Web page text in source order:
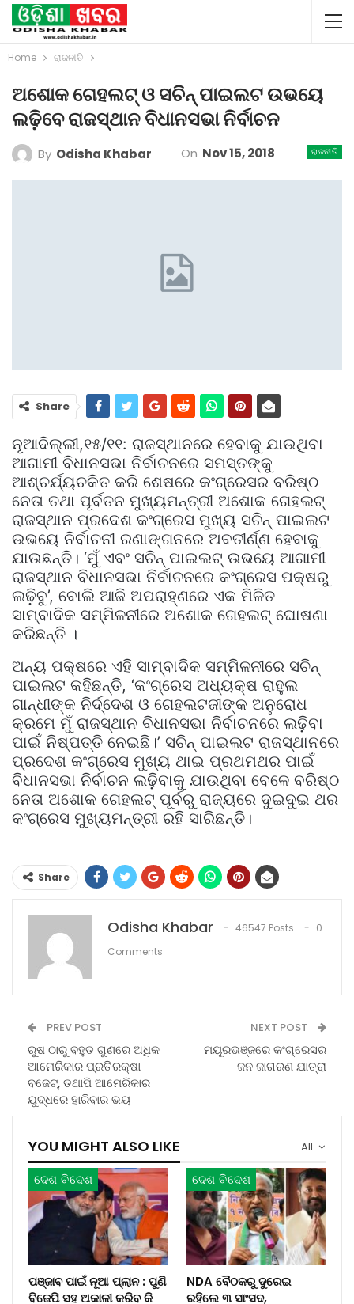
Home ରାଜନୀତି
ଅଶୋକ ଗେହଲଟ୍ ଓ ସଚିନ୍‌ ପାଇଲଟ ଉଭୟେ
ଲଢ଼ିବେ ରାଜସ୍ଥାନ ବିଧାନସଭା ନିର୍ବାଚନ
ରାଜନୀତି
By Odisha Khabar On Nov 15, 2018
Share
ନୂଆଦିଲ୍ଲୀ,୧୫/୧୧: ରାଜସ୍ଥାନରେ ହେବାକୁ ଯାଉଥିବା
ଆଗାମୀ ବିଧାନସଭା ନିର୍ବାଚନରେ ସମସ୍ତଙ୍କୁ
ଆଶ୍ଚର୍ଯ୍ୟଚକିତ କରି ଶେଷରେ କଂଗ୍ରେସର ବରିଷ୍ଠ
ନେତା ତଥା ପୂର୍ବତନ ମୁଖ୍ୟମନ୍ତ୍ରୀ ଅଶୋକ ଗେହଲଟ୍
ରାଜସ୍ଥାନ ପ୍ରଦେଶ କଂଗ୍ରେସ ମୁଖ୍ୟ ସଚିନ୍‌ ପାଇଲଟ
ଉଭୟେ ନିର୍ବାଚନୀ ରଣାଙ୍ଗନରେ ଅବତୀର୍ଣ୍ଣ ହେବାକୁ
ଯାଉଛନ୍ତି। ‘ମୁଁ ଏବଂ ସଚିନ୍‌ ପାଇଲଟ୍‌ ଉଭୟେ ଆଗାମୀ
ରାଜସ୍ଥାନ ବିଧାନସଭା ନିର୍ବାଚନରେ କଂଗ୍ରେସ ପକ୍ଷରୁ
ଲଢ଼ିବୁ’, ବୋଲି ଆଜି ଅପରାହ୍ଣରେ ଏକ ମିଳିତ
ସାମ୍ବାଦିକ ସମ୍ମିଳନୀରେ ଅଶୋକ ଗେହଲଟ୍ ଘୋଷଣା
କରିଛନ୍ତି ।
ଅନ୍ୟ ପକ୍ଷରେ ଏହି ସାମ୍ବାଦିକ ସମ୍ମିଳନୀରେ ସଚିନ୍‌
ପାଇଲଟ କହିଛନ୍ତି, ‘କଂଗ୍ରେସ ଅଧ୍ୟକ୍ଷ ରାହୁଲ
ଗାନ୍ଧୀଙ୍କ ନିର୍ଦ୍ଦେଶ ଓ ଗେହଲଟଜୀଙ୍କ ଅନୁରୋଧ
କ୍ରମେ ମୁଁ ରାଜସ୍ଥାନ ବିଧାନସଭା ନିର୍ବାଚନରେ ଲଢ଼ିବା
ପାଇଁ ନିଷ୍ପତ୍ତି ନେଇଛି।’ ସଚିନ୍‌ ପାଇଲଟ ରାଜସ୍ଥାନରେ
ପ୍ରଦେଶ କଂଗ୍ରେସ ମୁଖ୍ୟ ଥାଇ ପ୍ରଥମଥର ପାଇଁ
ବିଧାନସଭା ନିର୍ବାଚନ ଲଢ଼ିବାକୁ ଯାଉଥିବା ବେଳେ ବରିଷ୍ଠ
ନେତା ଅଶୋକ ଗେହଲଟ୍ ପୂର୍ବରୁ ରାଜ୍ୟରେ ଦୁଇଦୁଇ ଥର
କଂଗ୍ରେସ ମୁଖ୍ୟମନ୍ତ୍ରୀ ରହି ସାରିଛନ୍ତି।
Share
Odisha Khabar 46547 Posts
0
Comments
PREV POST
ରୁଷ ଠାରୁ ବହୁତ ଗୁଣରେ ଅଧିକ
ଆମେରିକାର ପ୍ରତିରକ୍ଷା
ବଜେଟ୍, ତଥାପି ଆମେରିକାର
ଯୁଦ୍ଧରେ ହାରିବାର ଭୟ
NEXT POST
ମୟୂରଭଞ୍ଜରେ କଂଗ୍ରେସର
ଜନ ଜାଗରଣ ଯାତ୍ରା
All
YOU MIGHT ALSO LIKE
ଦେଶ ବିଦେଶ
ପଞ୍ଜାବ ପାଇଁ ନୂଆ ପ୍ଲାନ : ପୁଣି
ବିଜେପି ସହ ଅକାଳୀ କରିବ କି
ଦେଶ ବିଦେଶ
NDA ବୈଠକରୁ ଦୁରେଇ
ରହିଲେ ୩ ସାଂସଦ,